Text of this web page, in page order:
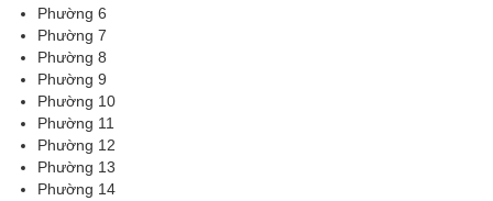
Phường 6
Phường 7
Phường 8
Phường 9
Phường 10
Phường 11
Phường 12
Phường 13
Phường 14